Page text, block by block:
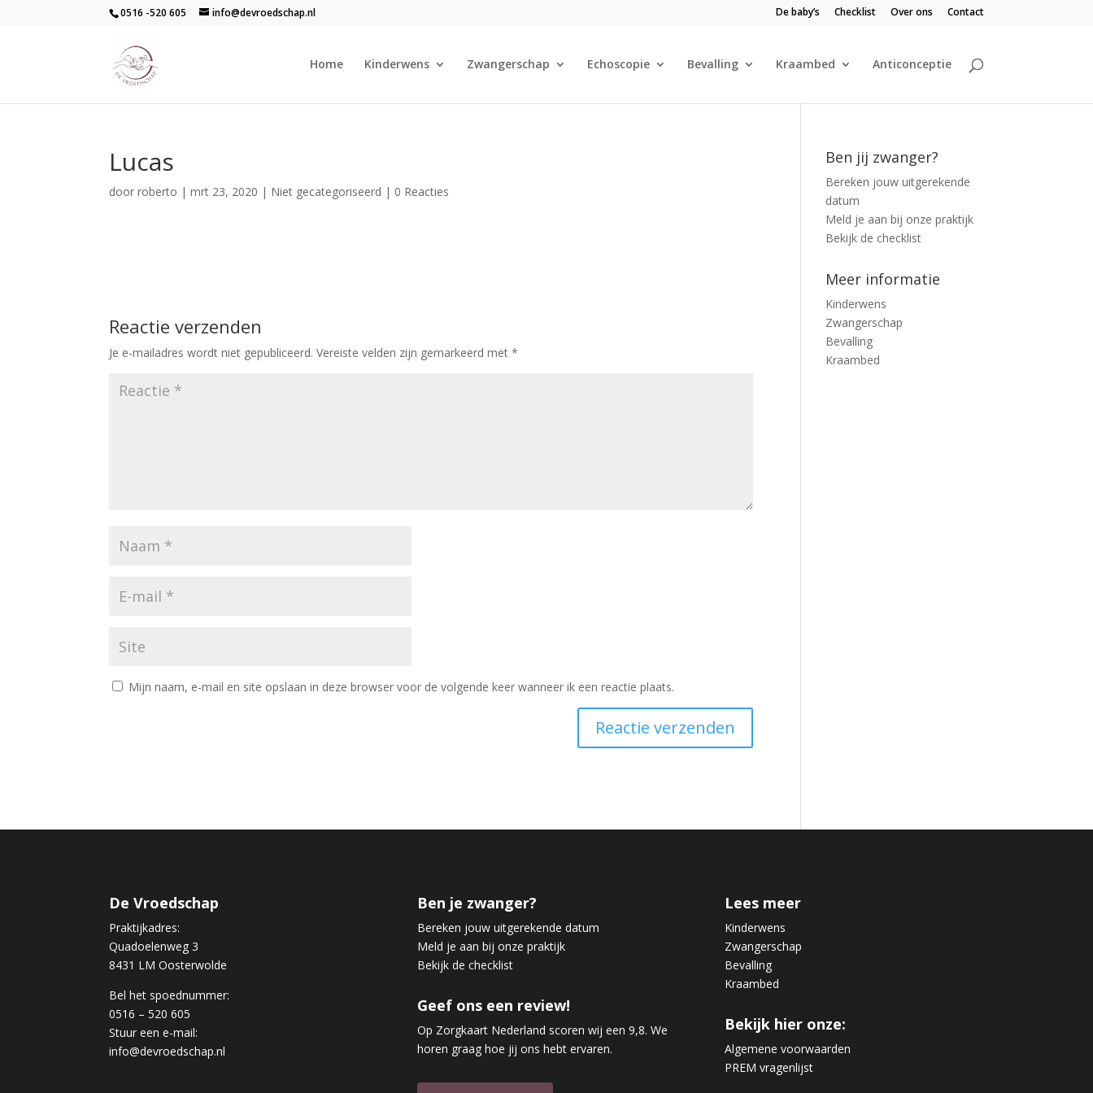
0516 -520 605 info@devroedschap.nl De baby’s Checklist Over ons Contact
Home Kinderwens Zwangerschap Echoscopie Bevalling Kraambed Anticonceptie
Lucas
doorroberto |mrt 23, 2020 | Niet gecategoriseerd | 0 Reacties
Reactie verzenden
Je e-mailadres wordt niet gepubliceerd. Vereiste velden zijn gemarkeerd met*
Mijn naam, e-mail en site opslaan in deze browser voor de volgende keer wanneer ik een reactie plaats.
Ben jij zwanger?
Bereken jouw uitgerekende
datum
Meld je aan bij onze praktijk
Bekijk de checklist
Meer informatie
Kinderwens
Zwangerschap
Bevalling
Kraambed
De Vroedschap
Praktijkadres:
Quadoelenweg 3
8431 LM Oosterwolde
Bel het spoednummer:
0516 – 520 605
Stuur een e-mail:
info@devroedschap.nl
Ben je zwanger?
Bereken jouw uitgerekende datum
Meld je aan bij onze praktijk
Bekijk de checklist
Geef ons een review!
Op Zorgkaart Nederland scoren wij een 9,8. We
horen graag hoe jij ons hebt ervaren.
Lees meer
Kinderwens
Zwangerschap
Bevalling
Kraambed
Bekijk hier onze:
Algemene voorwaarden
PREM vragenlijst